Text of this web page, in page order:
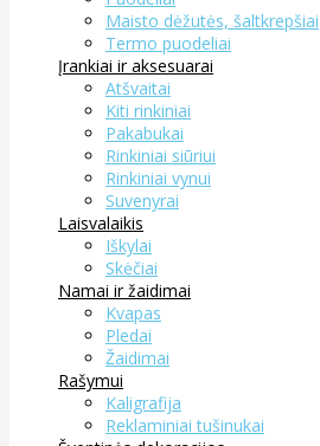
Maisto dėžutės, šaltkrepšiai
Termo puodeliai
Įrankiai ir aksesuarai
Atšvaitai
Kiti rinkiniai
Pakabukai
Rinkiniai siūriui
Rinkiniai vynui
Suvenyrai
Laisvalaikis
Iškylai
Skėčiai
Namai ir žaidimai
Kvapas
Pledai
Žaidimai
Rašymui
Kaligrafija
Reklaminiai tušinukai